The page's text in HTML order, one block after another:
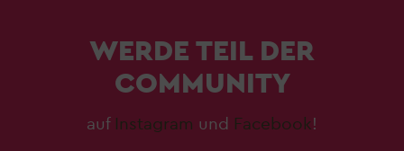
WERDE TEIL DER
COMMUNITY
auf Instagram und Facebook !